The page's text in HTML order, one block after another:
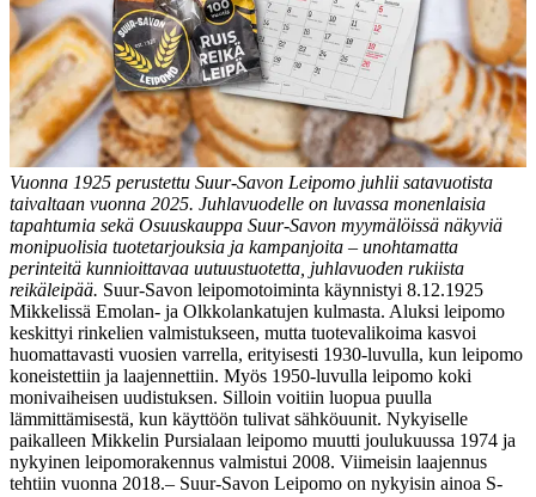
Vuonna 1925 perustettu Suur-Savon Leipomo juhlii satavuotista
taivaltaan vuonna 2025. Juhlavuodelle on luvassa monenlaisia
tapahtumia sekä Osuuskauppa Suur-Savon myymälöissä näkyviä
monipuolisia tuotetarjouksia ja kampanjoita – unohtamatta
perinteitä kunnioittavaa uutuustuotetta, juhlavuoden rukiista
reikäleipää. Suur-Savon leipomotoiminta käynnistyi 8.12.1925
Mikkelissä Emolan- ja Olkkolankatujen kulmasta. Aluksi leipomo
keskittyi rinkelien valmistukseen, mutta tuotevalikoima kasvoi
huomattavasti vuosien varrella, erityisesti 1930-luvulla, kun leipomo
koneistettiin ja laajennettiin. Myös 1950-luvulla leipomo koki
monivaiheisen uudistuksen. Silloin voitiin luopua puulla
lämmittämisestä, kun käyttöön tulivat sähköuunit. Nykyiselle
paikalleen Mikkelin Pursialaan leipomo muutti joulukuussa 1974 ja
nykyinen leipomorakennus valmistui 2008. Viimeisin laajennus
tehtiin vuonna 2018.– Suur-Savon Leipomo on nykyisin ainoa S-